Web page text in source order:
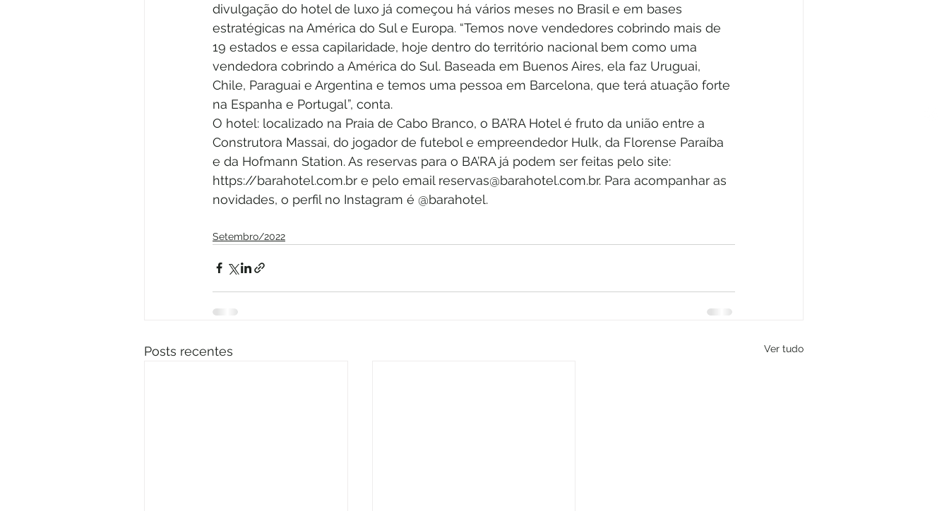
divulgação do hotel de luxo já começou há vários meses no Brasil e em bases
estratégicas na América do Sul e Europa. “Temos nove vendedores cobrindo mais de
19 estados e essa capilaridade, hoje dentro do território nacional bem como uma
vendedora cobrindo a América do Sul. Baseada em Buenos Aires, ela faz Uruguai,
Chile, Paraguai e Argentina e temos uma pessoa em Barcelona, que terá atuação forte
na Espanha e Portugal”, conta.
O hotel: localizado na Praia de Cabo Branco, o BA’RA Hotel é fruto da união entre a
Construtora Massai, do jogador de futebol e empreendedor Hulk, da Florense Paraíba
e da Hofmann Station. As reservas para o BA’RA já podem ser feitas pelo site:
https://barahotel.com.br e pelo email reservas@barahotel.com.br. Para acompanhar as
novidades, o perfil no Instagram é @barahotel.
Setembro/2022
Posts recentes Ver tudo